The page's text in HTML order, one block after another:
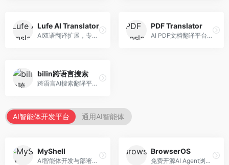
Lufe AI Translator
AI双语翻译扩展，专注于浏览器翻译场景。面向外语内容阅读者，提供网页双语翻译、划词翻译等服务，浏览器集成便捷。
PDF Translator
AI PDF文档翻译平台，专注于文档本地化。面向商务人士，提供PDF翻译、格式保留、批量处理等服务，文档翻译专业。
bilin跨语言搜索
跨语言AI搜索翻译平台，专注于信息获取。面向研究者和内容创作者，提供跨语言搜索、内容翻译、信息整合等服务，跨语言检索能力强。
AI智能体开发平台 通用AI智能体
MyShell
AI智能体开发与部署平台，专注于语音交互智能体。面向开发者，提供语音智能体创建、部署服务、社区分享等功能，语音交互能力强。
BrowserOS
免费开源AI Agent浏览器，专注于浏览器自动化。面向开发者，提供浏览器控制、任务自动化、API接口等服务，开源免费。